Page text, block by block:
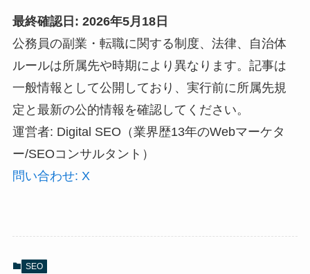
最終確認日: 2026年5月18日
公務員の副業・転職に関する制度、法律、自治体
ルールは所属先や時期により異なります。記事は
一般情報として公開しており、実行前に所属先規
定と最新の公的情報を確認してください。
運営者: Digital SEO（業界歴13年のWebマーケタ
ー/SEOコンサルタント）
問い合わせ: X
SEO